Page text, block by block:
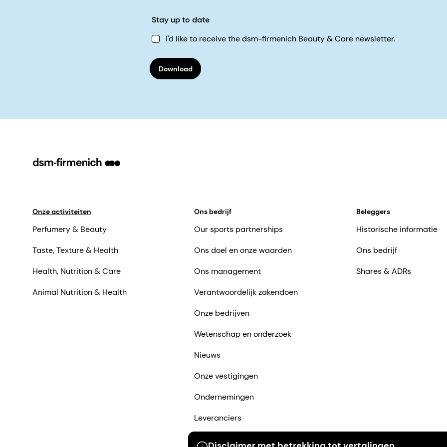
Stay up to date
I'd like to receive the dsm-firmenich Beauty & Care newsletter.
Download
Onze activiteiten
Perfumery & Beauty
Taste, Texture & Health
Health, Nutrition & Care
Animal Nutrition & Health
Ons bedrijf
Our sports partnerships
Ons doel en onze waarden
Ons management
Verantwoordelijk zakendoen
Onze bedrijven
Wetenschap en onderzoek
Nieuws
Onze vestigingen
Ondernemingen
Leveranciers
Neem contact met ons op
Beleggers
Historische informatie
Ons bedrijf
Shares & ADRs